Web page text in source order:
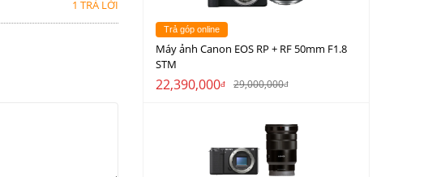
1 TRẢ LỜI
Trả góp online
Máy ảnh Canon EOS RP + RF 50mm F1.8
STM
22,390,000đ 29,000,000đ